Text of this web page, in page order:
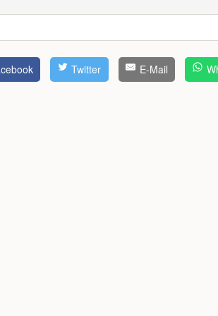
Twitter E-Mail